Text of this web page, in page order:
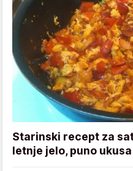
Starinski recept za
letnje jelo, puno